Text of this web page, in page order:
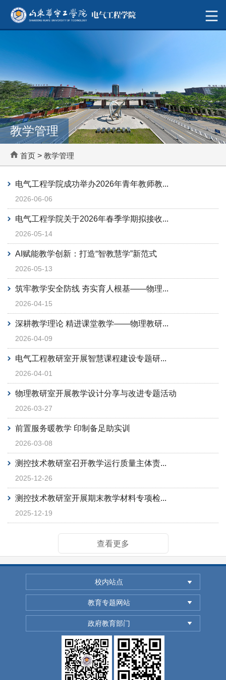
教学管理
首页 > 教学管理
电气工程学院成功举办2026年青年教师教...
2026-06-06
电气工程学院关于2026年春季学期拟接收...
2026-05-14
AI赋能教学创新：打造“智教慧学”新范式
2026-05-13
筑牢教学安全防线 夯实育人根基——物理...
2026-04-15
深耕教学理论 精进课堂教学——物理教研...
2026-04-09
电气工程教研室开展智慧课程建设专题研...
2026-04-01
物理教研室开展教学设计分享与改进专题活动
2026-03-27
前置服务暖教学 印制备足助实训
2026-03-08
测控技术教研室召开教学运行质量主体责...
2025-12-26
测控技术教研室开展期末教学材料专项检...
2025-12-19
查看更多
校内站点
教育专题网站
政府教育部门